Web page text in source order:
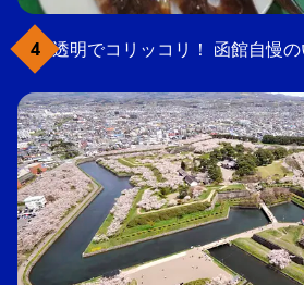
透明でコリッコリ！ 函館自慢